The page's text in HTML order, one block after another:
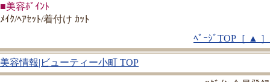
■美容ﾎﾟｲﾝﾄ
ﾒｲｸ/ﾍｱｾｯﾄ/着付け ｶｯﾄ
ﾍﾟｰｼﾞTOP［ ▲ ］
美容情報|ビューティー小町 TOP